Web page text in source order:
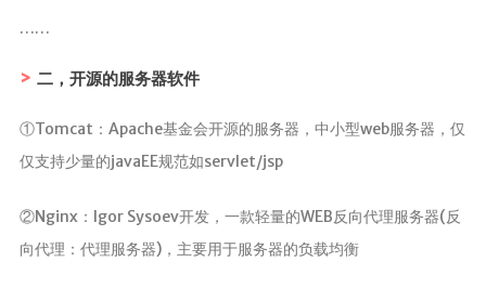
……
二，开源的服务器软件
①Tomcat：Apache基金会开源的服务器，中小型web服务器，仅
仅支持少量的javaEE规范如servlet/jsp
②Nginx：Igor Sysoev开发，一款轻量的WEB反向代理服务器(反
向代理：代理服务器)，主要用于服务器的负载均衡
微服务